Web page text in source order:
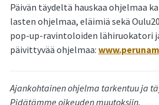
Päivän täydeltä hauskaa ohjelmaa
lasten ohjelmaa, eläimiä sekä
pop-up-ravintoloiden lähiruokatori
päivittyvää ohjelmaa:
Ajankohtainen ohjelma tarkentuu ja
Pidätämme oikeuden muutoksiin.